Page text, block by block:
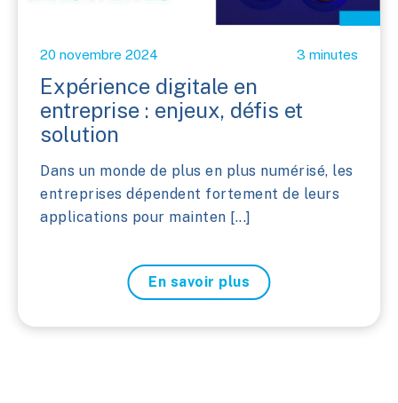
20 novembre 2024 3 minutes
Expérience digitale en
entreprise : enjeux, défis et
solution
Dans un monde de plus en plus numérisé, les
entreprises dépendent fortement de leurs
applications pour mainten [...]
En savoir plus